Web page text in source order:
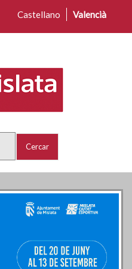
Castellano Valencià